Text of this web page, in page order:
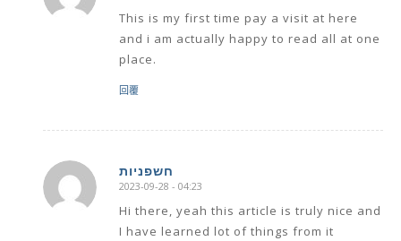
This is my first time pay a visit at here
and i am actually happy to read all at one
place.
回覆
חשפניות
says:
2023-09-28 - 04:23
Hi there, yeah this article is truly nice and
I have learned lot of things from it